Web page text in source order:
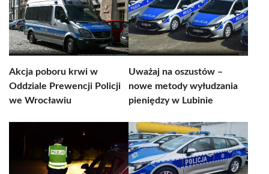
Akcja poboru krwi w
Oddziale Prewencji Policji
we Wrocławiu
Uważaj na oszustów –
nowe metody wyłudzania
pieniędzy w Lubinie